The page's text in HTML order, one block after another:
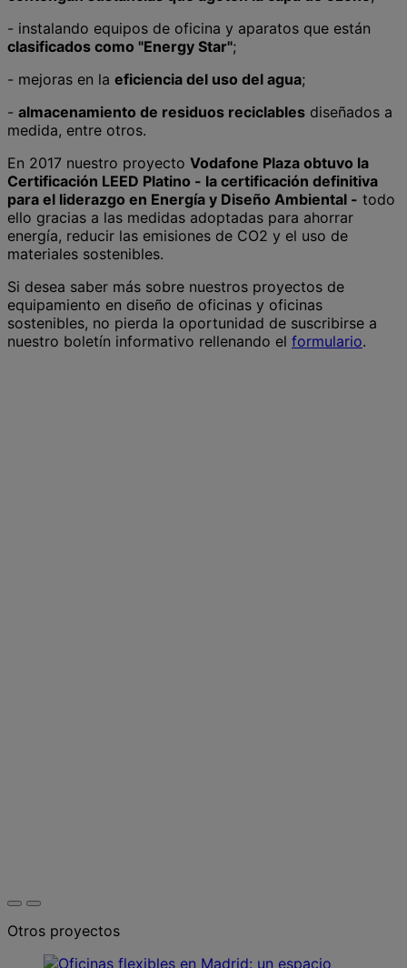
- instalando equipos de oficina y aparatos que están
clasificados como "Energy Star";
- mejoras en la eficiencia del uso del agua;
- almacenamiento de residuos reciclables diseñados a
medida, entre otros.
En 2017 nuestro proyecto Vodafone Plaza obtuvo la
Certificación LEED Platino - la certificación definitiva
para el liderazgo en Energía y Diseño Ambiental - todo
ello gracias a las medidas adoptadas para ahorrar
energía, reducir las emisiones de CO2 y el uso de
materiales sostenibles.
Si desea saber más sobre nuestros proyectos de
equipamiento en diseño de oficinas y oficinas
sostenibles, no pierda la oportunidad de suscribirse a
nuestro boletín informativo rellenando el formulario.
Otros proyectos